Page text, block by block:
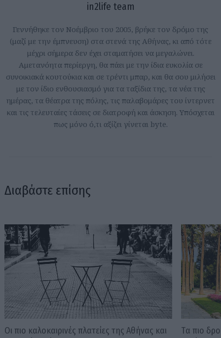
in2life team
Γεννήθηκε τον Νοέμβριο του 2005, βρήκε τον δρόμο της
(μαζί με την έμπνευση) στα στενά της Αθήνας, κι από τότε
μέχρι σήμερα δεν έχει σταματήσει να μεγαλώνει.
Αμετανόητα περίεργη, θα πάει με την ίδια ευκολία σε
συνοικιακά κουτούκια και σε τρέντι μπαρ, και θα σου μιλήσει
με τον ίδιο ενθουσιασμό για τα ταξίδια της, τα νέα της
ημέρας, τα θέατρα της πόλης, τις παλαβομάρες του ίντερνετ
και τις τελευταίες τάσεις σε διατροφή και άσκηση. Υπόσχεται
πως μόνο ό,τι αξίζει γίνεται byte.
Διαβάστε επίσης
Οι πιο καλοκαιρινές πλατείες της Αθήνας και
Tα πιο